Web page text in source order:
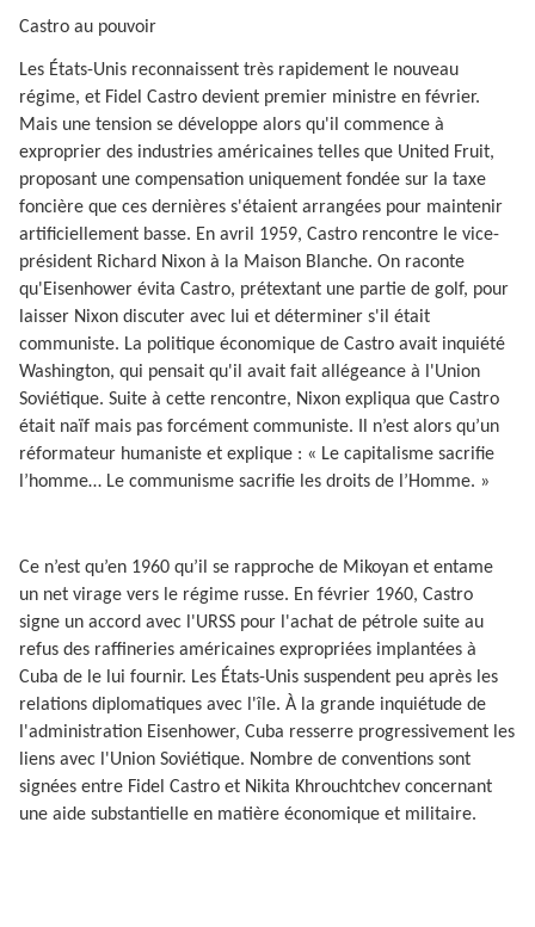
Castro au pouvoir
Les États-Unis reconnaissent très rapidement le nouveau
régime, et Fidel Castro devient premier ministre en février.
Mais une tension se développe alors qu'il commence à
exproprier des industries américaines telles que United Fruit,
proposant une compensation uniquement fondée sur la taxe
foncière que ces dernières s'étaient arrangées pour maintenir
artificiellement basse. En avril 1959, Castro rencontre le vice-
président Richard Nixon à la Maison Blanche. On raconte
qu'Eisenhower évita Castro, prétextant une partie de golf, pour
laisser Nixon discuter avec lui et déterminer s'il était
communiste. La politique économique de Castro avait inquiété
Washington, qui pensait qu'il avait fait allégeance à l'Union
Soviétique. Suite à cette rencontre, Nixon expliqua que Castro
était naïf mais pas forcément communiste. Il n’est alors qu’un
réformateur humaniste et explique : « Le capitalisme sacrifie
l’homme… Le communisme sacrifie les droits de l’Homme. »
Ce n’est qu’en 1960 qu’il se rapproche de Mikoyan et entame
un net virage vers le régime russe. En février 1960, Castro
signe un accord avec l'URSS pour l'achat de pétrole suite au
refus des raffineries américaines expropriées implantées à
Cuba de le lui fournir. Les États-Unis suspendent peu après les
relations diplomatiques avec l'île. À la grande inquiétude de
l'administration Eisenhower, Cuba resserre progressivement les
liens avec l'Union Soviétique. Nombre de conventions sont
signées entre Fidel Castro et Nikita Khrouchtchev concernant
une aide substantielle en matière économique et militaire.